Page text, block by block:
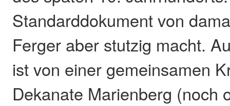
Standarddokument von
Ferger aber stutzig macht.
ist von einer gemeinsamen
Dekanate Marienberg (noch